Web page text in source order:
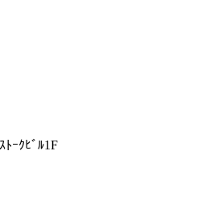
ｰｸﾋﾞﾙ1F